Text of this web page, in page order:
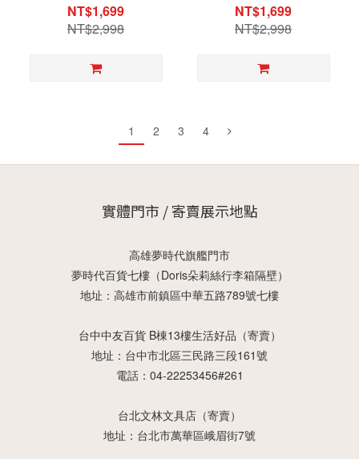
NT$1,699
NT$2,998
NT$1,699
NT$2,998
1 2 3 4
實體門市 / 寄賣展示地點
高雄夢時代旗艦門市
夢時代百貨七樓（Doris朵莉絲行李箱隔壁）
地址：高雄市前鎮區中華五路789號七樓
台中中友百貨 B棟13樓生活好品（寄賣）
地址：台中市北區三民路三段161號
電話：04-22253456#261
台北文林文具店（寄賣）
地址：台北市萬華區峨眉街7號